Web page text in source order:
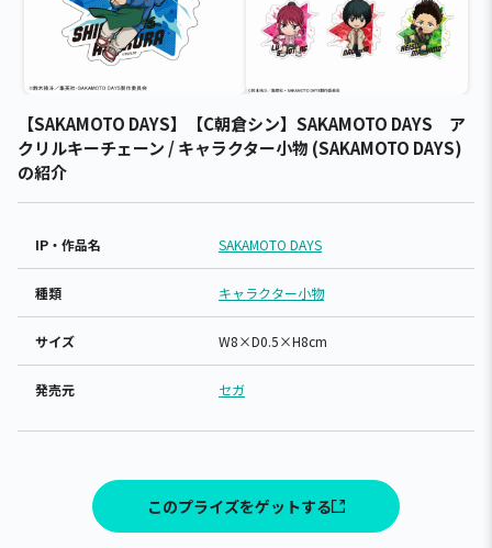
【SAKAMOTO DAYS】【C朝倉シン】SAKAMOTO DAYS ア
クリルキーチェーン / キャラクター小物 (SAKAMOTO DAYS)
の紹介
IP・作品名 SAKAMOTO DAYS
種類 キャラクター小物
サイズ W8×D0.5×H8cm
発売元 セガ
このプライズをゲットする